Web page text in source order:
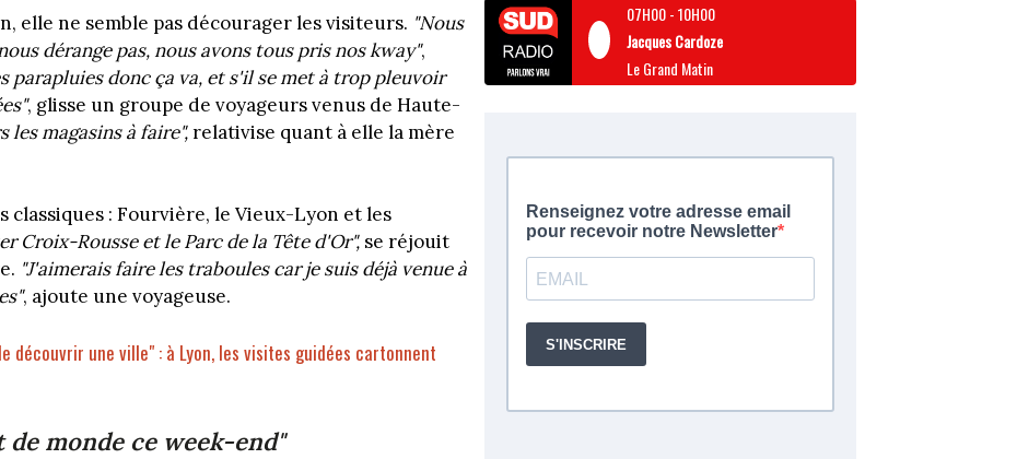
elle ne semble pas décourager les visiteurs. "Nous
dérange pas, nous avons tous pris nos kway",
parapluies donc ça va, et s'il se met à trop pleuvoir
, glisse un groupe de voyageurs venus de Haute-
magasins à faire",relativise quant à elle la mère
classiques : Fourvière, le Vieux-Lyon et les
Croix-Rousse et le Parc de la Tête d'Or", se réjouit
"J'aimerais faire les traboules car je suis déjà venue à
, ajoute une voyageuse.
découvrir une ville" : à Lyon, les visites guidées cartonnent
monde ce week-end"
07H00-10H00
Jacques Cardoze
Le Grand Matin